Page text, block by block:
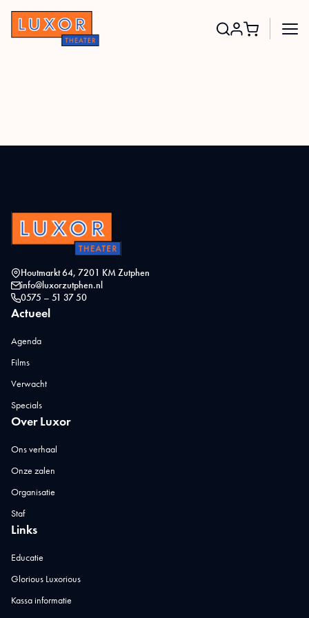
Houtmarkt 64, 7201 KM Zutphen
info@luxorzutphen.nl
0575 – 51 37 50
Actueel
Agenda
Films
Verwacht
Specials
Over Luxor
Ons verhaal
Onze zalen
Organisatie
Staf
Links
Educatie
Glorious Luxorious
Kassa informatie